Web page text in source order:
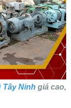
Tây Ninh giá cao,